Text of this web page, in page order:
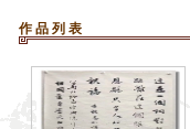
作 品 列 表